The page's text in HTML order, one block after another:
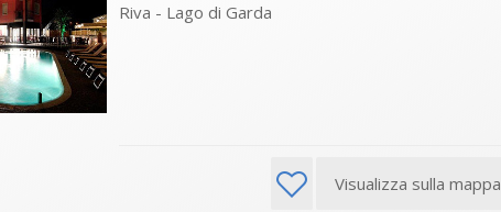
Riva - Lago di Garda
Visualizza sulla mappa